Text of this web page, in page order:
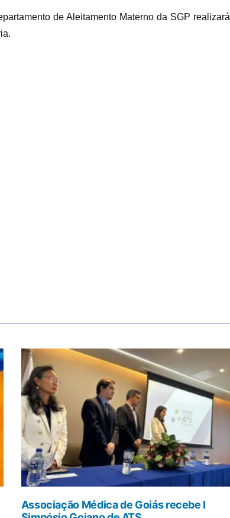
de Aleitamento Materno da SGP realizará
Associação Médica de Goiás recebe I